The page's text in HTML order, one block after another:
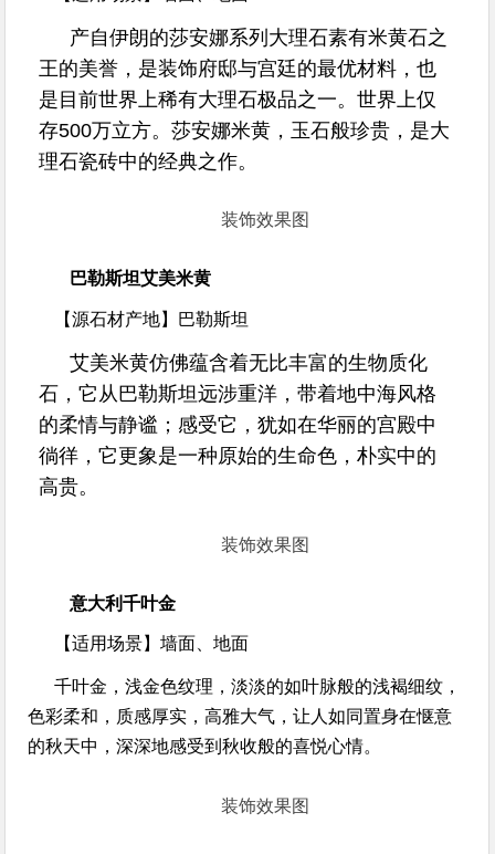
产自伊朗的莎安娜系列大理石素有米黄石之
王的美誉，是装饰府邸与宫廷的最优材料，也
是目前世界上稀有大理石极品之一。世界上仅
存500万立方。莎安娜米黄，玉石般珍贵，是大
理石瓷砖中的经典之作。
装饰效果图
巴勒斯坦艾美米黄
【源石材产地】 巴勒斯坦
艾美米黄仿佛蕴含着无比丰富的生物质化
石，它从巴勒斯坦远涉重洋，带着地中海风格
的柔情与静谧；感受它，犹如在华丽的宫殿中
徜徉，它更象是一种原始的生命色，朴实中的
高贵。
装饰效果图
意大利千叶金
【适用场景】墙面、地面
千叶金，浅金色纹理，淡淡的如叶脉般的浅褐细纹，
色彩柔和，质感厚实，高雅大气，让人如同置身在惬意
的秋天中，深深地感受到秋收般的喜悦心情。
装饰效果图